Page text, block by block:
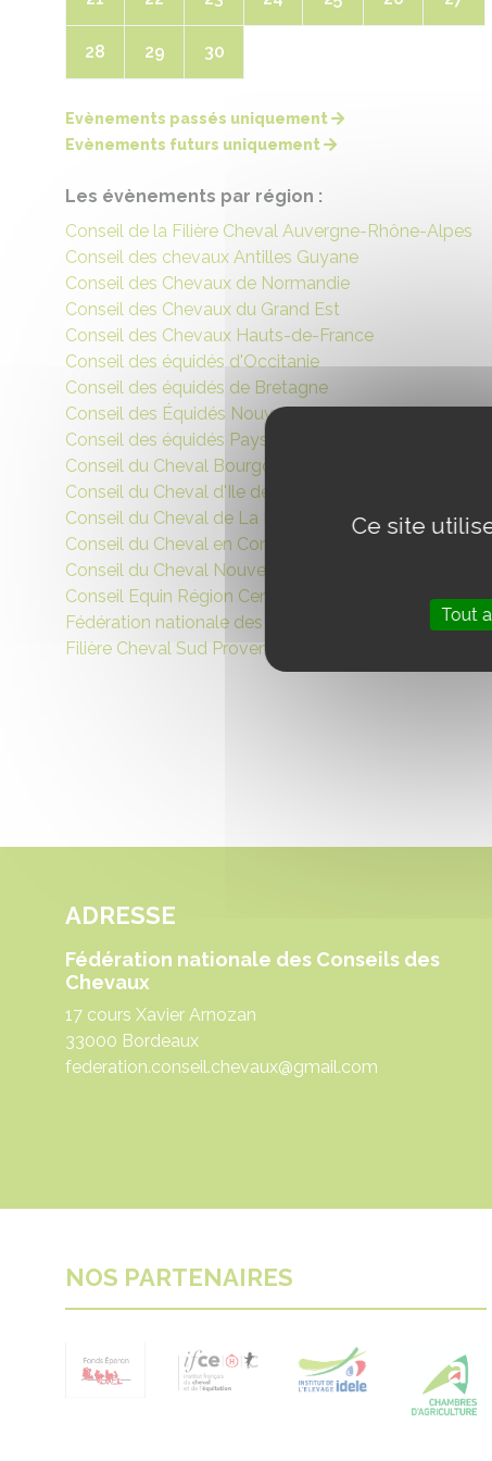
28 29 30
Evènements passés uniquement
Evènements futurs uniquement
Les évènements par région :
Conseil de la Filière Cheval Auvergne-Rhône-Alpes
Conseil des chevaux Antilles Guyane
Conseil des Chevaux de Normandie
Conseil des Chevaux du Grand Est
Conseil des Chevaux Hauts-de-France
Conseil des équidés d'Occitanie
Conseil des équidés de Bretagne
Conseil des Équidés Nouvelle Aquitaine
Conseil des équidés Pays de Loire
Conseil du Cheval Bourgogne Franche-Comté
Conseil du Cheval d'Ile de France
Conseil du Cheval de La Réunion
Conseil du Cheval en Corse
Conseil du Cheval Nouvelle-Calédonie
Conseil Equin Région Centre Val de Loire (CERC)
Fédération nationale des Conseils des Chevaux
Filière Cheval Sud Provence-Alpes Côte d’Azur
ADRESSE
Fédération nationale des Conseils des
Chevaux
17 cours Xavier Arnozan
33000 Bordeaux
federation.conseil.chevaux@gmail.com
NOS PARTENAIRES
Ce site
Tout